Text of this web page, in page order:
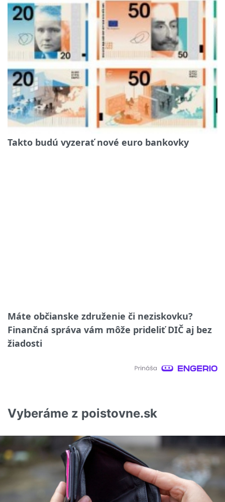
Takto budú vyzerať nové euro bankovky
Máte občianske združenie či neziskovku?
Finančná správa vám môže prideliť DIČ aj bez
žiadosti
Vyberáme z poistovne.sk